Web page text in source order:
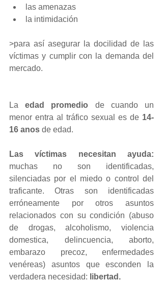
las amenazas
la intimidación
>para así asegurar la docilidad de las
víctimas y cumplir con la demanda del
mercado.
La edad promedio de cuando un
menor entra al tráfico sexual es de 14-
16 anos de edad.
muchas no son identificadas,
silenciadas por el miedo o control del
traficante. Otras son identificadas
erróneamente por otros asuntos
relacionados con su condición (abuso
de drogas, alcoholismo, violencia
domestica, delincuencia, aborto,
embarazo precoz, enfermedades
venéreas) asuntos que esconden la
verdadera necesidad: libertad.